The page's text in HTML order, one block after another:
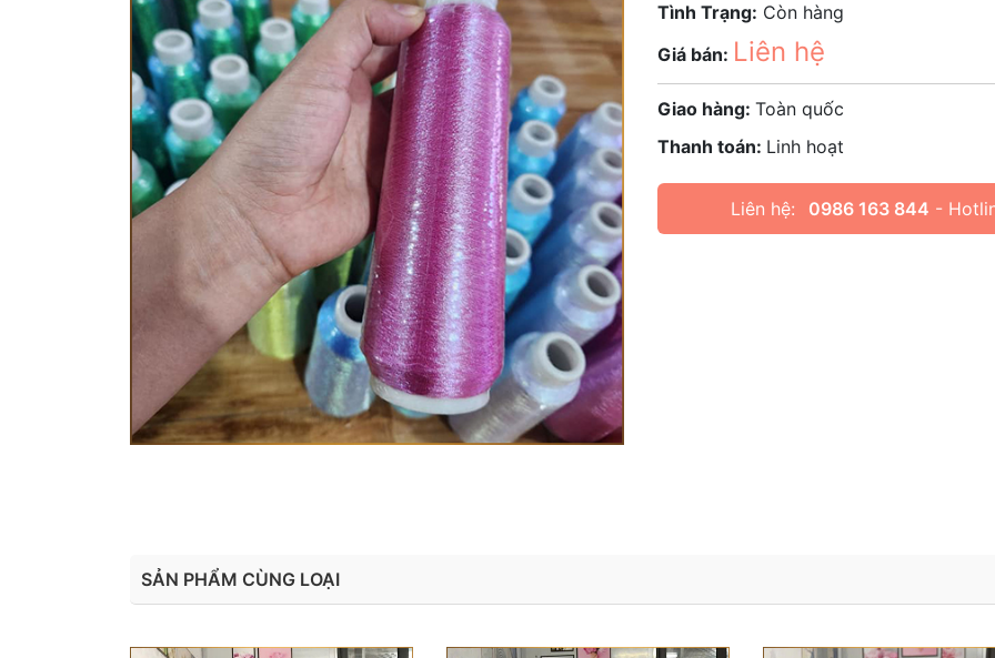
Tình Trạng: Còn hàng
Giá bán: Liên hệ
Giao hàng: Toàn quốc
Thanh toán: Linh hoạt
Liên hệ: 0986 163 844 -
SẢN PHẨM CÙNG LOẠI